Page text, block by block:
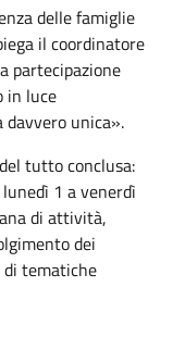
delle famiglie
il coordinatore
partecipazione
in luce
davvero unica».
tutto conclusa:
1 a venerdì
di attività,
dei
di tematiche